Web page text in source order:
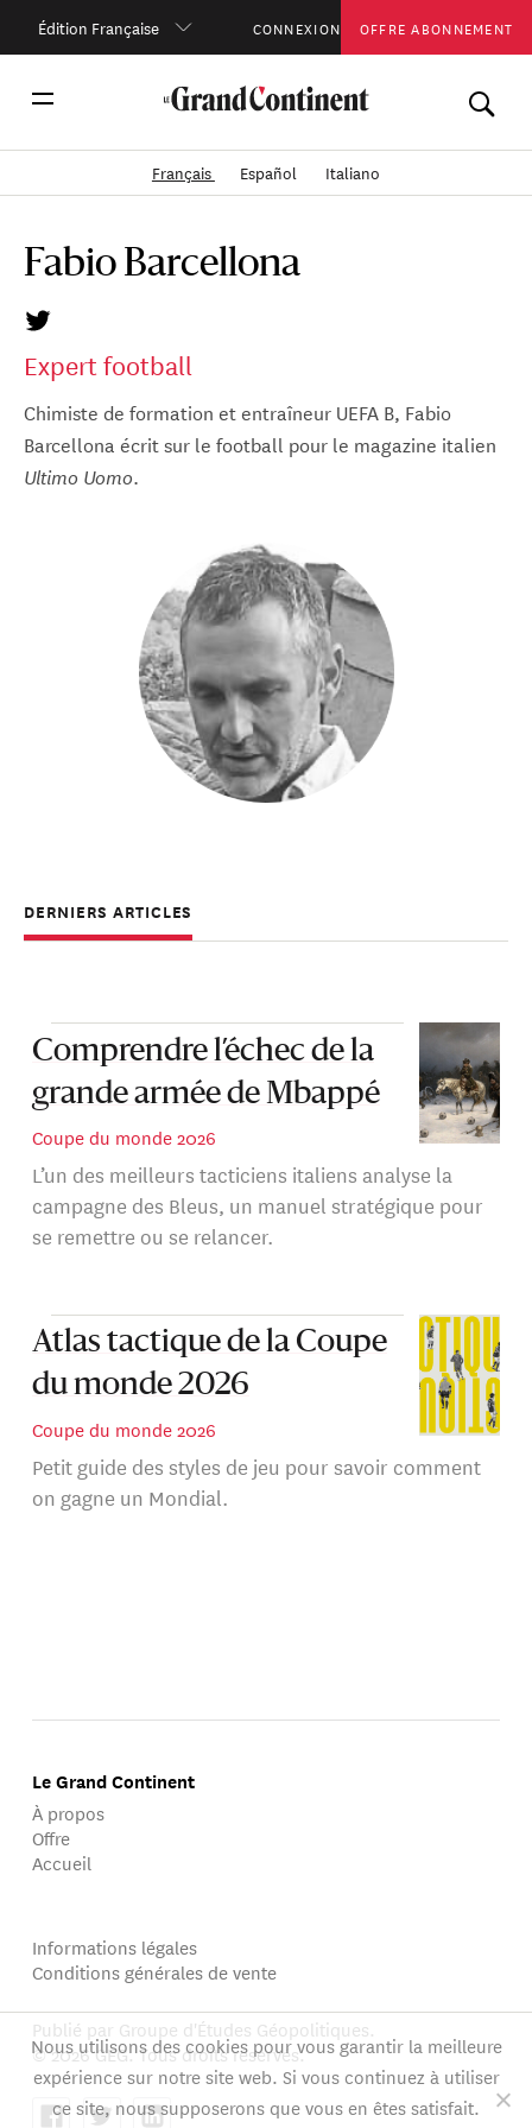
Édition Française CONNEXION OFFRE ABONNEMENT
Français Español Italiano
Fabio Barcellona
Expert football
Chimiste de formation et entraîneur UEFA B, Fabio
Barcellona écrit sur le football pour le magazine italien
Ultimo Uomo.
DERNIERS ARTICLES
Comprendre l’échec de la
grande armée de Mbappé
Coupe du monde 2026
L’un des meilleurs tacticiens italiens analyse la
campagne des Bleus, un manuel stratégique pour
se remettre ou se relancer.
Atlas tactique de la Coupe
du monde 2026
Coupe du monde 2026
Petit guide des styles de jeu pour savoir comment
on gagne un Mondial.
Le Grand Continent
À propos
Offre
Accueil
Informations légales
Conditions générales de vente
Publié par Groupe d'Études Géopolitiques.
© 2026 GEG. Tous droits réservés.
Nous utilisons des cookies pour vous garantir la meilleure
expérience sur notre site web. Si vous continuez à utiliser
ce site, nous supposerons que vous en êtes satisfait.